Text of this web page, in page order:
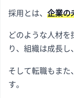
採用とは、 企業の
どのような人材
り、組織は成長し
そして転職もま
す。